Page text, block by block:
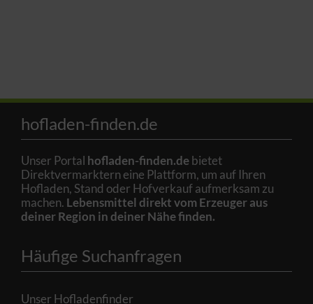
hofladen-finden.de
Unser Portal hofladen-finden.debietet
Direktvermarktern eine Plattform, um auf Ihren
Hofladen, Stand oder Hofverkauf aufmerksam zu
machen. Lebensmittel direkt vom Erzeuger aus
deiner Region in deiner Nähe finden.
Häufige Suchanfragen
Unser Hofladenfinder